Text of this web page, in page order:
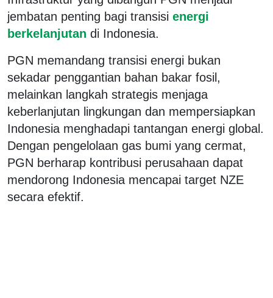
jembatan penting bagi transisi energi
berkelanjutan di Indonesia.
PGN memandang transisi energi bukan
sekadar penggantian bahan bakar fosil,
melainkan langkah strategis menjaga
keberlanjutan lingkungan dan mempersiapkan
Indonesia menghadapi tantangan energi global.
Dengan pengelolaan gas bumi yang cermat,
PGN berharap kontribusi perusahaan dapat
mendorong Indonesia mencapai target NZE
secara efektif.